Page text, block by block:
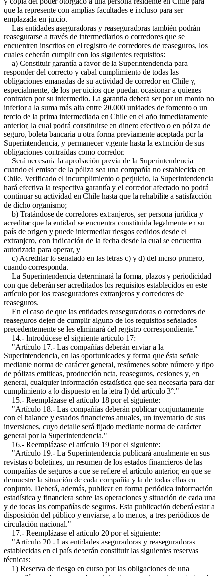
que la represente con amplias facultades e incluso para ser
emplazada en juicio.
Las entidades aseguradoras y reaseguradoras también podrán
reasegurarse a través de intermediarios o corredores que se
encuentren inscritos en el registro de corredores de reaseguros, los
cuales deberán cumplir con los siguientes requisitos:
a) Constituir garantía a favor de la Superintendencia para
responder del correcto y cabal cumplimiento de todas las
obligaciones emanadas de su actividad de corredor en Chile y,
especialmente, de los perjuicios que puedan ocasionar a quienes
contraten por su intermedio. La garantía deberá ser por un monto no
inferior a la suma más alta entre 20.000 unidades de fomento o un
tercio de la prima intermediada en Chile en el año inmediatamente
anterior, la cual podrá constituirse en dinero efectivo o en póliza de
seguro, boleta bancaria u otra forma previamente aceptada por la
Superintendencia, y permanecer vigente hasta la extinción de sus
obligaciones contraídas como corredor.
Será necesaria la aprobación previa de la Superintendencia
cuando el emisor de la póliza sea una compañía no establecida en
Chile. Verificado el incumplimiento o perjuicio, la Superintendencia
hará efectiva la respectiva garantía y el corredor afectado no podrá
continuar su actividad en Chile hasta que la rehabilite a satisfacción
de dicho organismo;
b) Tratándose de corredores extranjeros, ser persona jurídica y
acreditar que la entidad se encuentra constituida legalmente en su
país de origen y puede intermediar riesgos cedidos desde el
extranjero, con indicación de la fecha desde la cual se encuentra
autorizada para operar, y
c) Acreditar lo señalado en las letras c) y d) del inciso primero,
cuando corresponda.
La Superintendencia determinará la forma, plazos y periodicidad
con que deberán ser acreditados los requisitos establecidos en este
artículo por los reaseguradores extranjeros y corredores de
reaseguros.
En el caso de que las entidades reaseguradoras o corredores de
reaseguros dejen de cumplir alguno de los requisitos señalados
precedentemente se les eliminará del registro correspondiente."
14.- Introdúcese el siguiente artículo 17:
"Artículo 17.- Las compañías deberán enviar a la
Superintendencia, en las oportunidades y forma que ésta señale
mediante norma de carácter general, resúmenes sobre número y tipo
de pólizas emitidas, producción neta, reaseguros, cesiones y, en
general, cualquier información estadística que sea necesaria para dar
cumplimiento a lo dispuesto en la letra l) del artículo 3°."
15.- Reemplázase el artículo 18 por el siguiente:
"Artículo 18.- Las compañías deberán publicar conjuntamente
con el balance y estados financieros anuales, un inventario de sus
inversiones, cuyo detalle será fijado mediante norma de carácter
general por la Superintendencia."
16.- Reemplázase el artículo 19 por el siguiente:
"Artículo 19.- La Superintendencia publicará anualmente en sus
revistas o boletines, un resumen de los estados financieros de las
compañías de seguros a que se refiere el artículo anterior, en que se
demuestre la situación de cada compañía y la de todas ellas en
conjunto. Deberá, además, publicar en forma periódica información
estadística y financiera sobre las operaciones y situación de cada una
y de todas las compañías de seguros. Esta publicación deberá estar a
disposición del público y enviarse, a lo menos, a tres periódicos de
circulación nacional."
17.- Reemplázase el artículo 20 por el siguiente:
"Artículo 20.- Las entidades aseguradoras y reaseguradoras
establecidas en el país deberán constituir las siguientes reservas
técnicas:
1) Reserva de riesgo en curso por las obligaciones de una